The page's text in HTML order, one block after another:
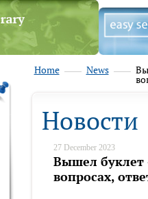
Home News
Новости
27 December 2023
Вышел буклет
вопросах,